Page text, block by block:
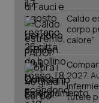
Caldo
corpo
calore”
2027.
tutele